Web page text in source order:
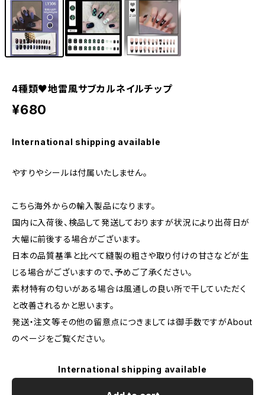
4種類♥地雷風サブカルネイルチップ
¥680
International shipping available
やすりやシールは付属いたしません。
こちら海外からの輸入製品になります。
国内に入荷後、検品して発送しておりますが状況により出荷日が
大幅に前後する場合がございます。
日本の品質基準と比べて縫製の粗さや取り付けの甘さなどが生
じる場合がございますので、予めご了承ください。
素材特有の匂いがある場合は風通しの良い所で干していただく
と改善されるかと思います。
発送・注文等その他の留意点につきましては御手数ですがAbout
のページをご覧ください。
International shipping available